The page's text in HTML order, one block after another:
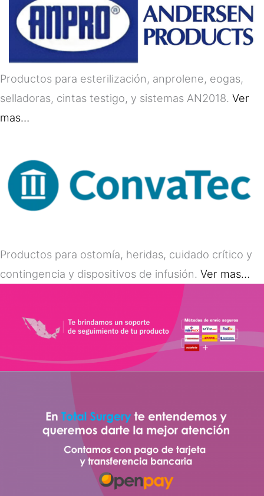
Productos para esterilización, anprolene, eogas,
selladoras, cintas testigo, y sistemas AN2018. Ver
mas…
Productos para ostomía, heridas, cuidado crítico y
contingencia y dispositivos de infusión. Ver mas…